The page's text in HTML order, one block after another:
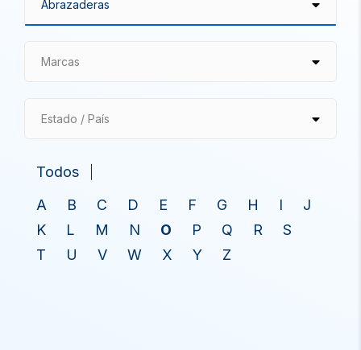
Marcas
Estado / País
Todos
A
B C D E F G H I
J
K
L M N O P Q R
S
T
U V W X Y Z